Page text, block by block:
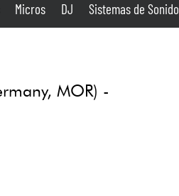
Micros DJ Sistemas de Sonido
MOR) -